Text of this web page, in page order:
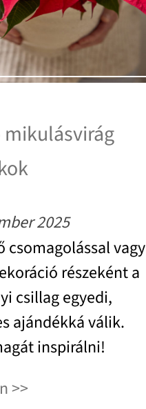
mikulásvirág
2025
csomagolással vagy
részeként a
csillag egyedi,
ajándékká válik.
inspirálni!